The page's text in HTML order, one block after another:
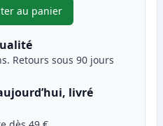
au panier
,Pack de 2 Brother LC223
Retours sous 90 jours
livré